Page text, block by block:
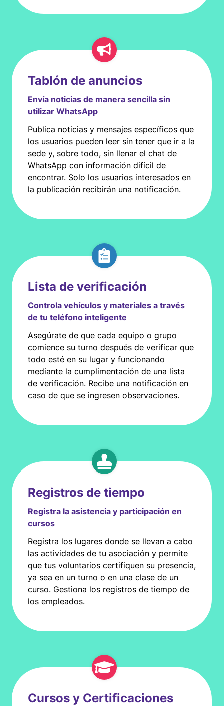
Tablón de anuncios
Envía noticias de manera sencilla sin
utilizar WhatsApp
Publica noticias y mensajes específicos que
los usuarios pueden leer sin tener que ir a la
sede y, sobre todo, sin llenar el chat de
WhatsApp con información difícil de
encontrar. Solo los usuarios interesados en
la publicación recibirán una notificación.
Lista de verificación
Controla vehículos y materiales a través
de tu teléfono inteligente
Asegúrate de que cada equipo o grupo
comience su turno después de verificar que
todo esté en su lugar y funcionando
mediante la cumplimentación de una lista
de verificación. Recibe una notificación en
caso de que se ingresen observaciones.
Registros de tiempo
Registra la asistencia y participación en
cursos
Registra los lugares donde se llevan a cabo
las actividades de tu asociación y permite
que tus voluntarios certifiquen su presencia,
ya sea en un turno o en una clase de un
curso. Gestiona los registros de tiempo de
los empleados.
Cursos y Certificaciones